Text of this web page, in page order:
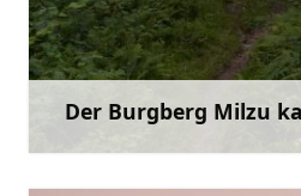
Der Burgberg Milzu
Gehen Sie mit